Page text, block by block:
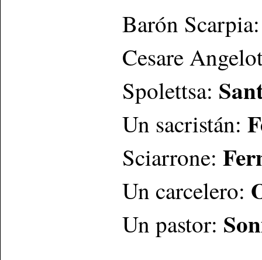
Barón
Cesare
Spolettsa:
Un sacristán:
Sciarrone:
Un carcelero:
Un pastor: